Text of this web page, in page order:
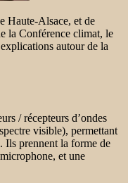
Haute-Alsace, et de
la Conférence climat, le
autour de la
/ récepteurs d’ondes
visible), permettant
Ils prennent la forme de
et une